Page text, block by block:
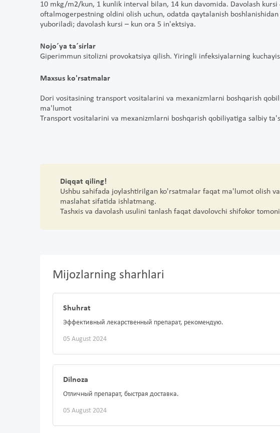
10 mkg/m2/kun, 1 kunlik interval bilan, 14 kun davomida. Davolash
oftalmogerpestning oldini olish uchun, odatda qaytalanish
yuboriladi; davolash kursi – kun ora 5 in'ektsiya.
Nojo´ya ta´sirlar
Giperimmun sitolizni provokatsiya qilish. Yiringli infeksiyalarning
Maxsus ko'rsatmalar
Dori vositasining transport vositalarini va mexanizmlarni boshqarish
ma'lumot
Transport vositalarini va mexanizmlarni boshqarish qobiliyatiga salbiy
Diqqat qiling!
Ushbu sahifada joylashtirilgan ko'rsatmalar faqat ma'lumot olish
maslahat sifatida ishlatmang.
Tashxis va davolash usulini tanlash faqat davolovchi shifokor
Mijozlarning sharhlari
Shuhrat
Эффективный лекарственный препарат, рекомендую.
05 August 2024
Dilnoza
Отличный препарат, быстрая доставка.
05 August 2024